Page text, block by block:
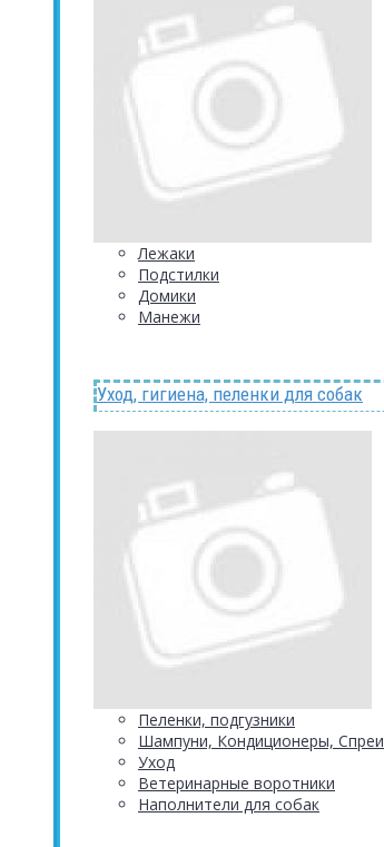
Лежаки
Подстилки
Домики
Манежи
Уход, гигиена, пеленки для собак
Пеленки, подгузники
Шампуни, Кондиционеры, Спреи
Уход
Ветеринарные воротники
Наполнители для собак